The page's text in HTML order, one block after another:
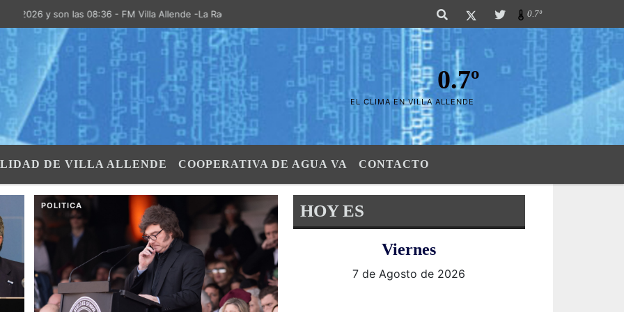
son las 08:36 - FM Villa Allende -La Radio de la Villa- "El Aire de las Sierras". SI SU AVISO ESTA AQUÍ,..FELICITACIONES PUES..! "El
0.7º
0.7º
EL CLIMA EN VILLA ALLENDE
DE VILLA ALLENDE COOPERATIVA DE AGUA VA CONTACTO
POLITICA HOY ES
Viernes
7 de Agosto de 2026